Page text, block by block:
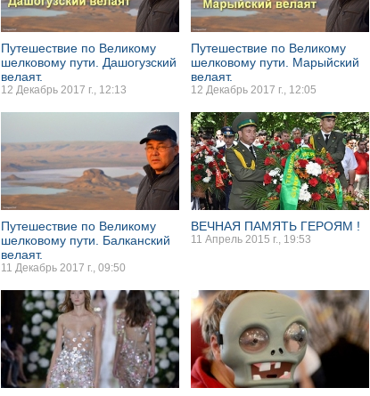
Путешествие по Великому
шелковому пути. Дашогузский
велаят.
12 Декабрь 2017 г., 12:13
Путешествие по Великому
шелковому пути. Марыйский
велаят.
12 Декабрь 2017 г., 12:05
Путешествие по Великому
шелковому пути. Балканский
велаят.
11 Декабрь 2017 г., 09:50
ВЕЧНАЯ ПАМЯТЬ ГЕРОЯМ !
11 Апрель 2015 г., 19:53